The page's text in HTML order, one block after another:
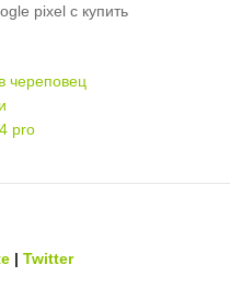
череповец
pro
|Twitter